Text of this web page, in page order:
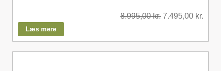
8.995,00kr. 7.495,00 kr.
Læs mere